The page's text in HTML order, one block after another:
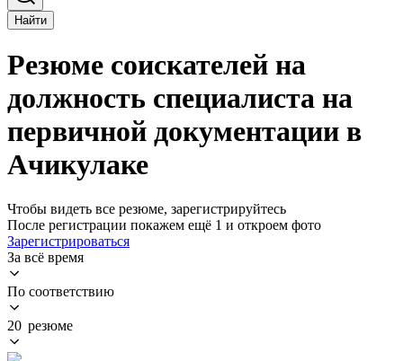
Найти
Резюме соискателей на
должность специалиста на
первичной документации в
Ачикулаке
Чтобы видеть все резюме, зарегистрируйтесь
После регистрации покажем ещё 1 и откроем фото
Зарегистрироваться
За всё время
По соответствию
20 резюме